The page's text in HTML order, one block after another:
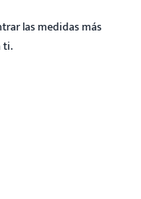
las medidas más
ti.